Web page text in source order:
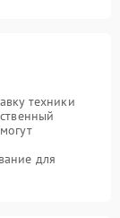
техники
для